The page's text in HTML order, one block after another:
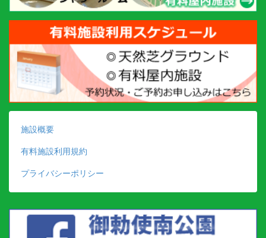
施設概要
有料施設利用規約
プライバシーポリシー